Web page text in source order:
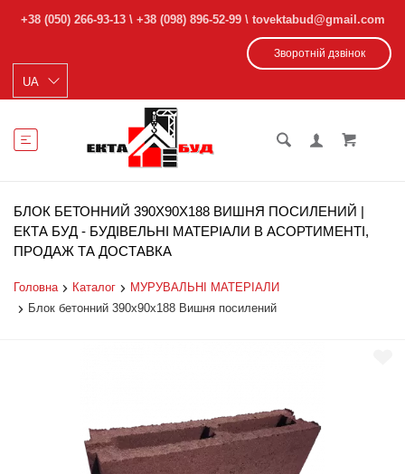
+38 (050) 266-93-13\ +38 (098) 896-52-99 \ tovektabud@gmail.com
Зворотній дзвінок
БЛОК БЕТОННИЙ 390Х90Х188 ВИШНЯ ПОСИЛЕНИЙ |
ЕКТА БУД - БУДІВЕЛЬНІ МАТЕРІАЛИ В АСОРТИМЕНТІ,
ПРОДАЖ ТА ДОСТАВКА
Головна Каталог
МУРУВАЛЬНІ МАТЕРІАЛИ
Блок бетонний 390х90х188 Вишня посилений